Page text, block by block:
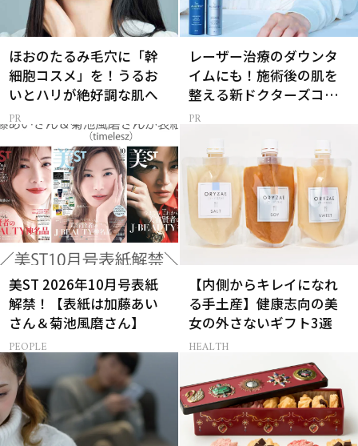
ほおのたるみ毛穴に「幹
細胞コスメ」を！うるお
いとハリが絶好調な肌へ
レーザー治療のダウンタ
イムにも！施術後の肌を
整える新ドクターズコス
メ
美ST 2026年10月号表紙
解禁！【表紙は加藤あい
さん＆菊池風磨さん】
PEOPLE
【内側からキレイになれ
る手土産】健康志向の美
女の外さないギフト3選
HEALTH